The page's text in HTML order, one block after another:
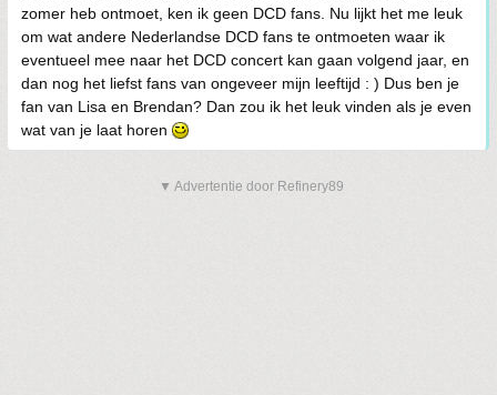
zomer heb ontmoet, ken ik geen DCD fans. Nu lijkt het me leuk
om wat andere Nederlandse DCD fans te ontmoeten waar ik
eventueel mee naar het DCD concert kan gaan volgend jaar, en
dan nog het liefst fans van ongeveer mijn leeftijd : ) Dus ben je
fan van Lisa en Brendan? Dan zou ik het leuk vinden als je even
wat van je laat horen
▼ Advertentie door Refinery89